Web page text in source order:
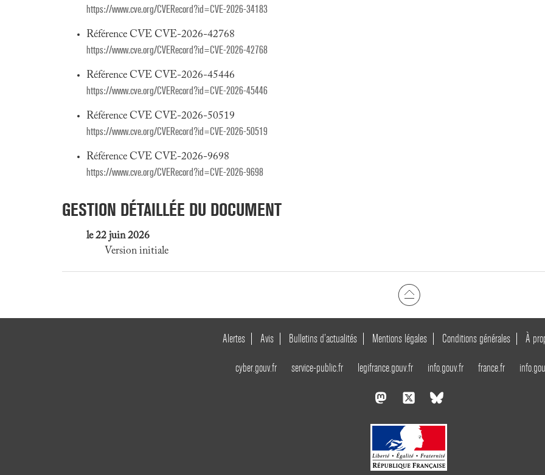
https://www.cve.org/CVERecord?id=CVE-2026-34183
Référence CVE CVE-2026-42768
https://www.cve.org/CVERecord?id=CVE-2026-42768
Référence CVE CVE-2026-45446
https://www.cve.org/CVERecord?id=CVE-2026-45446
Référence CVE CVE-2026-50519
https://www.cve.org/CVERecord?id=CVE-2026-50519
Référence CVE CVE-2026-9698
https://www.cve.org/CVERecord?id=CVE-2026-9698
GESTION DÉTAILLÉE DU DOCUMENT
le 22 juin 2026
Version initiale
Alertes Avis Bulletins d’actualités Mentions légales Conditions générales À
cyber.gouv.fr service-public.fr legifrance.gouv.fr info.gouv.fr france.fr